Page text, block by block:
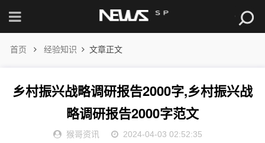
首页 经验知识 文章正文
乡村振兴战略调研报告2000字,乡村振兴战
略调研报告2000字范文
猴哥资讯 2024-04-03 02:52:35